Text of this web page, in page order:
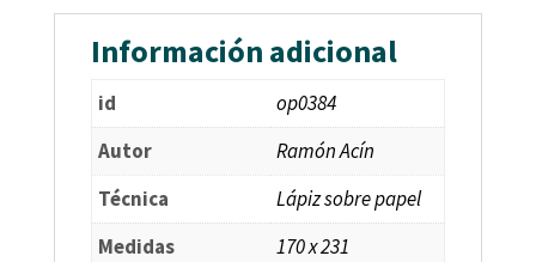
Información adicional
id
op0384
Autor
Ramón Acín
Técnica
Lápiz sobre papel
Medidas
170 x 231